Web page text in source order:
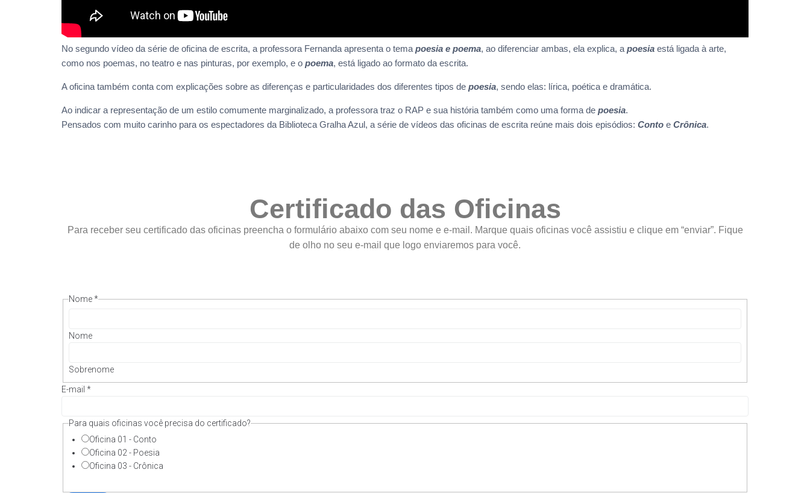
No segundo vídeo da série de oficina de escrita, a professora Fernanda apresenta o tema poesia e poema, ao diferenciar ambas, ela explica, a poesia está ligada à arte,
como nos poemas, no teatro e nas pinturas, por exemplo, e o poema, está ligado ao formato da escrita.
A oficina também conta com explicações sobre as diferenças e particularidades dos diferentes tipos de poesia, sendo elas: lírica, poética e dramática.
Ao indicar a representação de um estilo comumente marginalizado, a professora traz o RAP e sua história também como uma forma de poesia.
Pensados com muito carinho para os espectadores da Biblioteca Gralha Azul, a série de vídeos das oficinas de escrita reúne mais dois episódios: Conto e Crônica.
Certificado das Oficinas
Para receber seu certificado das oficinas preencha o formulário abaixo com seu nome e e-mail. Marque quais oficinas você assistiu e clique em “enviar”. Fique
de olho no seu e-mail que logo enviaremos para você.
Nome*
Nome
Sobrenome
E-mail *
Para quais oficinas você precisa do certificado?
Oficina 01 - Conto
Oficina 02 - Poesia
Oficina 03 - Crônica